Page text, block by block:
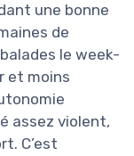
une bonne
de
le week-
et moins
assez violent,
C’est